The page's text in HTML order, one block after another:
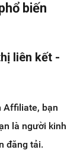
biến
liên kết -
Affiliate, bạn
là người kinh
đăng tải.